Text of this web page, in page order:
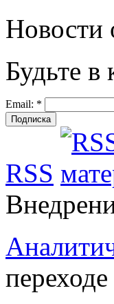
Новости
Будьте в
Email: *
RSS